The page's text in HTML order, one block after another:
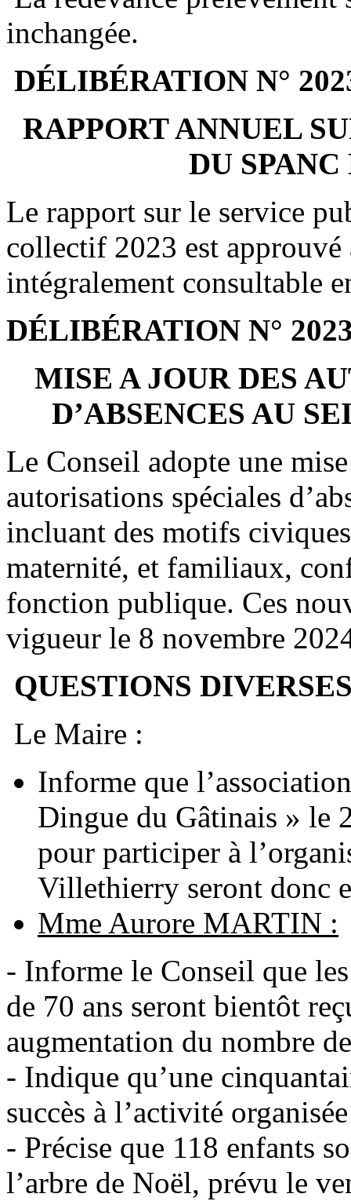
inchangée.
DÉLIBÉRATION N°
RAPPORT ANNUEL
DU
Le rapport sur le service
collectif 2023 est
intégralement consultable
DÉLIBÉRATION N°
MISE A JOUR DES
D’ABSENCES AU
Le Conseil adopte une
autorisations spéciales
incluant des motifs
maternité, et familiaux,
fonction publique. Ces
vigueur le 8 novembre
QUESTIONS
Le Maire :
Informe que
Dingue du Gâtinais » le
pour participer à
Villethierry seront donc
Mme Aurore MARTIN :
- Informe le Conseil que
de 70 ans seront bientôt
augmentation du nombre
- Indique qu’une
succès à l’activité
- Précise que 118 enfants
l’arbre de Noël, prévu le